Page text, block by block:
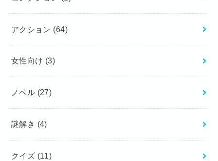
アクション (64)
女性向け (3)
ノベル (27)
謎解き (4)
クイズ (11)